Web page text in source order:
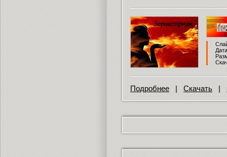
Подробнее | Скачать |